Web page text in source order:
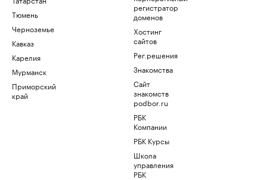
Тюмень
Черноземье
Кавказ
Карелия
Мурманск
Приморский
край
регистратор
доменов
Хостинг
сайтов
Рег.решения
Знакомства
Сайт
знакомств
podbor.ru
РБК
Компании
РБК Курсы
Школа
управления
РБК